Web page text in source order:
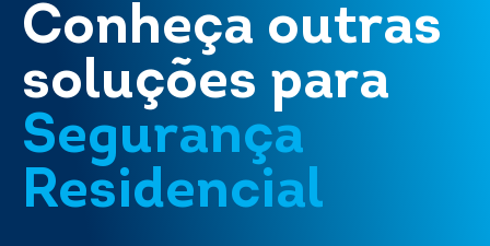
Conheça outras
soluções para
Segurança
Residencial